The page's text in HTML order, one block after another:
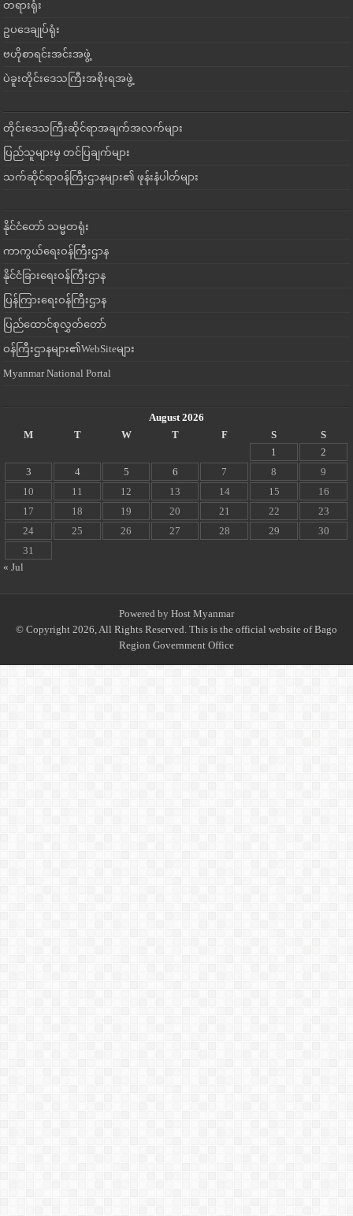
တရားရုံး
ဥပဒေချုပ်ရုံး
ဗဟိုစာရင်းအင်းအဖွဲ့
ပဲခူးတိုင်းဒေသကြီးအစိုးရအဖွဲ့
တိုင်းဒေသကြီးဆိုင်ရာအချက်အလက်များ
ပြည်သူများမှ တင်ပြချက်များ
သက်ဆိုင်ရာဝန်ကြီးဌာနများ၏ ဖုန်းနံပါတ်များ
နိုင်ငံတော် သမ္မတရုံး
ကာကွယ်ရေးဝန်ကြီးဌာန
နိုင်ငံခြားရေးဝန်ကြီးဌာန
ပြန်ကြားရေးဝန်ကြီးဌာန
ပြည်ထောင်စုလွှတ်တော်
ဝန်ကြီးဌာနများ၏WebSiteများ
Myanmar National Portal
August 2026
M
T W T F S
S
1
2
3
4 5 6 7 8
9
10
11 12 13 14 15
16
17
18 19 20 21 22
23
24
25 26 27 28 29
30
31
« Jul
Powered by Host Myanmar
© Copyright 2026, All Rights Reserved. This is the official website of Bago
Region Government Office